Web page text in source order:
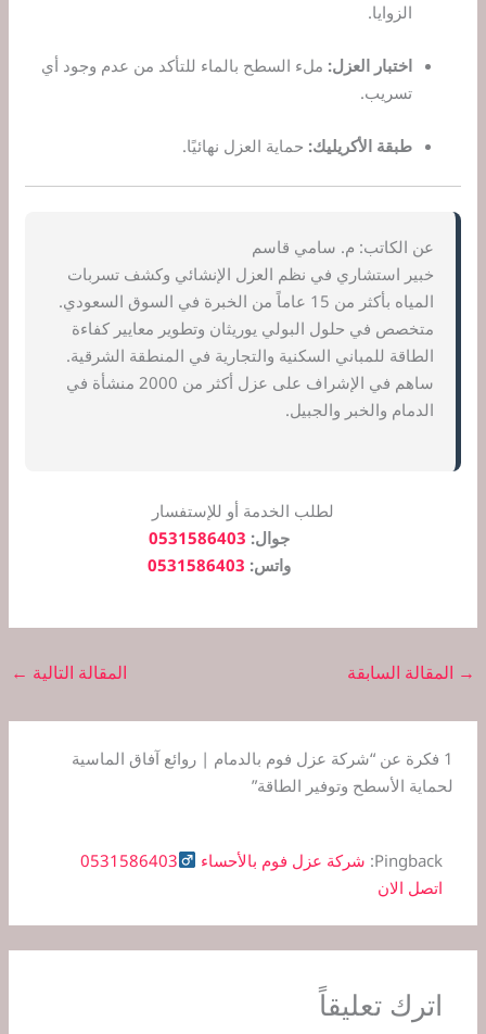
الزوايا.
اختبار العزل: ملء السطح بالماء للتأكد من عدم وجود أي
تسريب.
طبقة الأكريليك: حماية العزل نهائيًا.
عن الكاتب: م. سامي قاسم
خبير استشاري في نظم العزل الإنشائي وكشف تسربات
المياه بأكثر من 15 عاماً من الخبرة في السوق السعودي.
متخصص في حلول البولي يوريثان وتطوير معايير كفاءة
الطاقة للمباني السكنية والتجارية في المنطقة الشرقية.
ساهم في الإشراف على عزل أكثر من 2000 منشأة في
الدمام والخبر والجبيل.
لطلب الخدمة أو للإستفسار
جوال: 0531586403
واتس: 0531586403
→ المقالة السابقة المقالة التالية ←
1 فكرة عن “شركة عزل فوم بالدمام | روائع آفاق الماسية
لحماية الأسطح وتوفير الطاقة”
Pingback: شركة عزل فوم بالأحساء ‍
0531586403
اتصل الان
اترك تعليقاً